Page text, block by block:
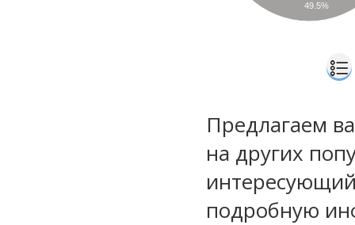
49.5%
Предлагаем
на других
подробную